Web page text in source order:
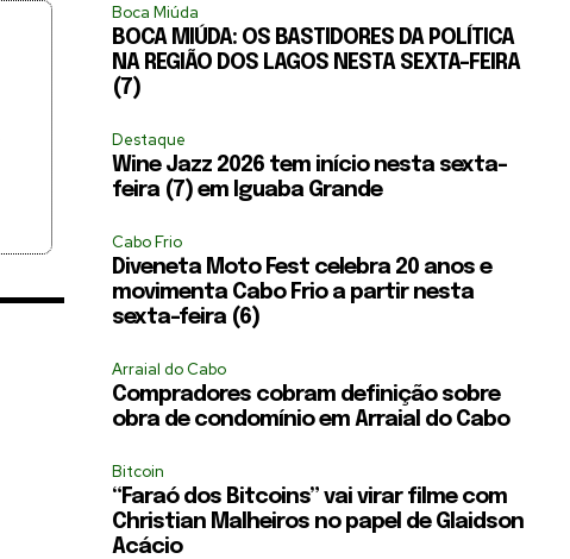
Boca Miúda
BOCA MIÚDA: OS BASTIDORES DA POLÍTICA
NA REGIÃO DOS LAGOS NESTA SEXTA-FEIRA
(7)
Destaque
Wine Jazz 2026 tem início nesta sexta-
feira (7) em Iguaba Grande
Cabo Frio
Diveneta Moto Fest celebra 20 anos e
movimenta Cabo Frio a partir nesta
sexta-feira (6)
Arraial do Cabo
Compradores cobram definição sobre
obra de condomínio em Arraial do Cabo
Bitcoin
“Faraó dos Bitcoins” vai virar filme com
Christian Malheiros no papel de Glaidson
Acácio